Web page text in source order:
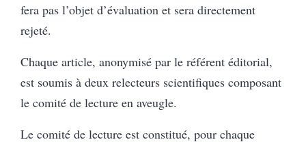
fera pas l’objet d’évaluation et sera directement
rejeté.
Chaque article, anonymisé par le référent éditorial,
est soumis à deux relecteurs scientifiques composant
le comité de lecture en aveugle.
Le comité de lecture est constitué, pour chaque